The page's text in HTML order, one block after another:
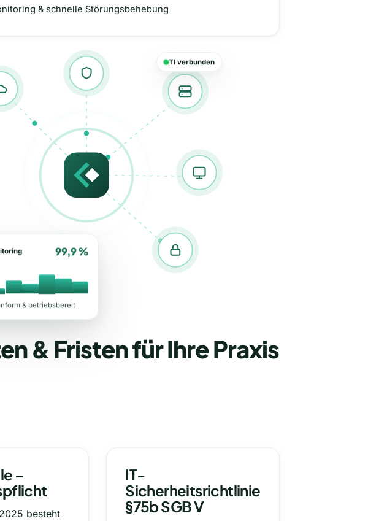
& schnelle Störungsbehebung
TI verbunden
99,9 %
& betriebsbereit
& Fristen für Ihre Praxis
–
besteht
IT-
Sicherheitsrichtlinie
§75b SGB V